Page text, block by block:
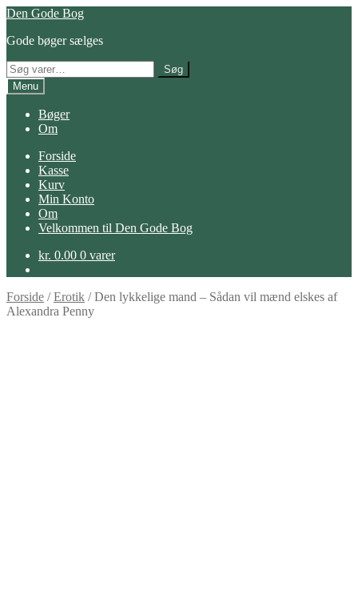
Spring
navigation
Spring
indhold
Den Gode Bog
Gode bøger sælges
Søg
efter:
Søg
Menu
Bøger
Om
Forside
Kasse
Kurv
Min Konto
Om
Velkommen til Den Gode Bog
kr. 0.00 0 varer
Forside /Erotik /Den lykkelige mand – Sådan vil mænd elskes af
Alexandra Penny